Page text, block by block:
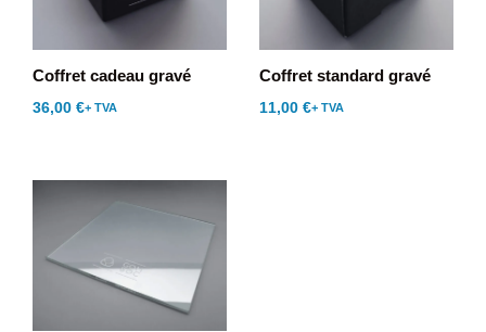
Coffret cadeau gravé
36,00 €+ TVA
Coffret standard gravé
11,00 €+ TVA